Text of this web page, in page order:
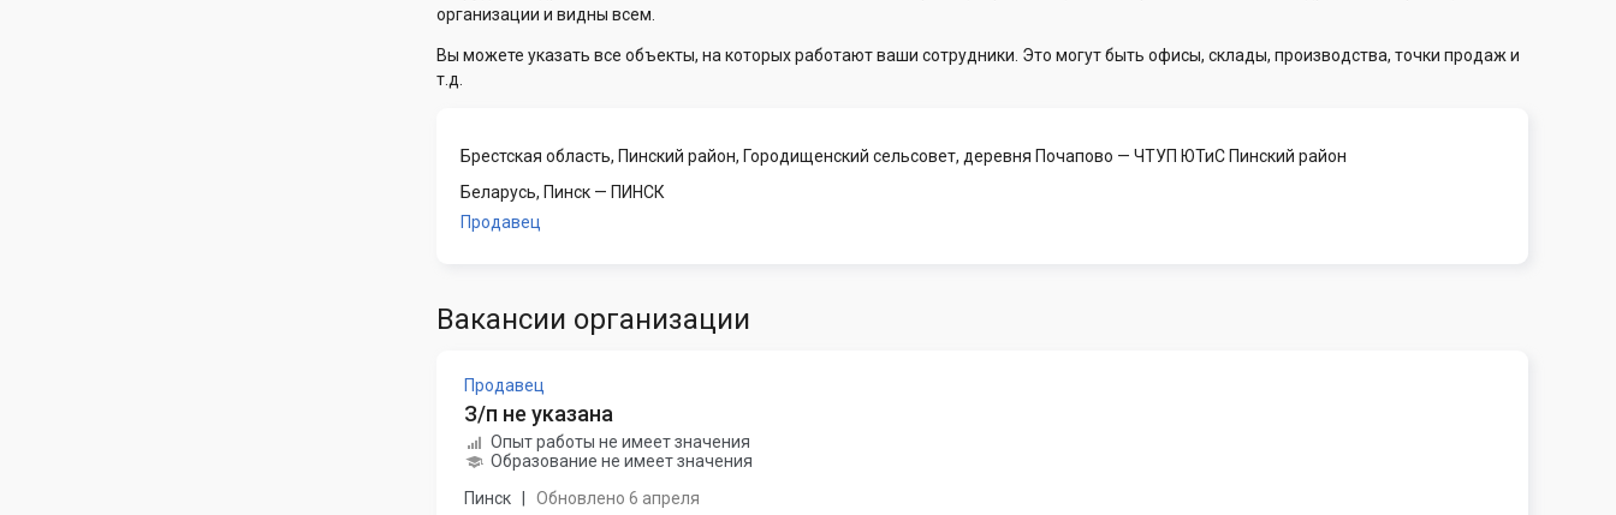
организации и видны всем.
Вы можете указать все объекты, на которых работают ваши сотрудники. Это могут быть офисы, склады, производства, точки продаж и
т.д.
Брестская область, Пинский район, Городищенский сельсовет, деревня Почапово — ЧТУП ЮТиС Пинский район
Беларусь, Пинск — ПИНСК
Продавец
Вакансии организации
Продавец
З/п не указана
Опыт работы не имеет значения
Образование не имеет значения
Пинск
Обновлено 6 апреля